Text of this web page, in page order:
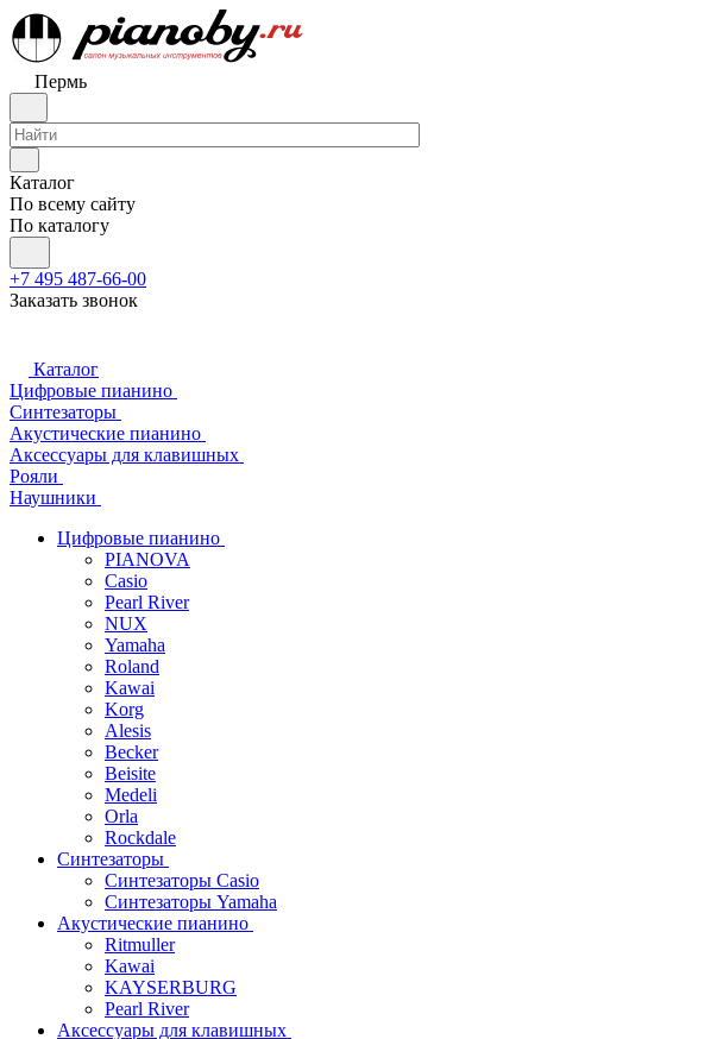
Пермь
Каталог
По всему сайту
По каталогу
+7 495 487-66-00
Заказать звонок
Каталог
Цифровые пианино
Синтезаторы
Акустические пианино
Аксессуары для клавишных
Рояли
Наушники
Цифровые пианино
PIANOVA
Casio
Pearl River
NUX
Yamaha
Roland
Kawai
Korg
Alesis
Becker
Beisite
Medeli
Orla
Rockdale
Синтезаторы
Синтезаторы Casio
Синтезаторы Yamaha
Акустические пианино
Ritmuller
Kawai
KAYSERBURG
Pearl River
Аксессуары для клавишных